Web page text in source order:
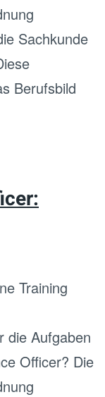
Sachkunde
Berufsbild
Training
die Aufgaben
Officer? Die